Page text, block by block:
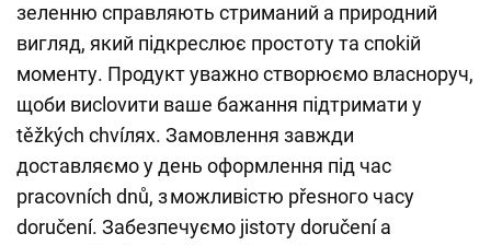
зеленню справляють стриманий a природний
вигляд, який підкреслює простоту та спokій
моменту. Продукт уважно створюємо власноруч,
щоби висlovити ваше бажання підтримати у
těžkých chvíлях. Замовлення завжди
доставляємо у день оформлення під час
pracovních dnů, з можливістю přesного часу
doručení. Забезпечуємо jistоту doručení a